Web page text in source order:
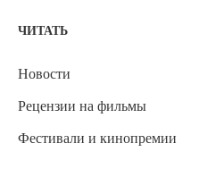
ЧИТАТЬ
Новости
Рецензии на фильмы
Фестивали и кинопремии